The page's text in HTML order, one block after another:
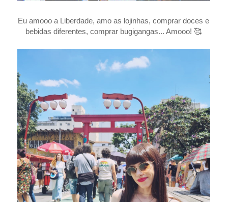
Eu amooo a Liberdade, amo as lojinhas, comprar doces e
bebidas diferentes, comprar bugigangas... Amooo! 🥰